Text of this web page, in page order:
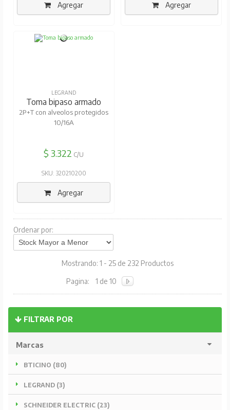
FILTRAR POR
Marcas
BTICINO (80)
LEGRAND (3)
SCHNEIDER ELECTRIC (23)
Agregar Agregar
LEGRAND
Toma bipaso armado
2P+T con alveolos protegidos
10/16A
$ 3.322 C/U
SKU: 320210200
Agregar
Ordenar por:
Mostrando: 1 - 25 de 232 Productos
Pagina: 1 de 10